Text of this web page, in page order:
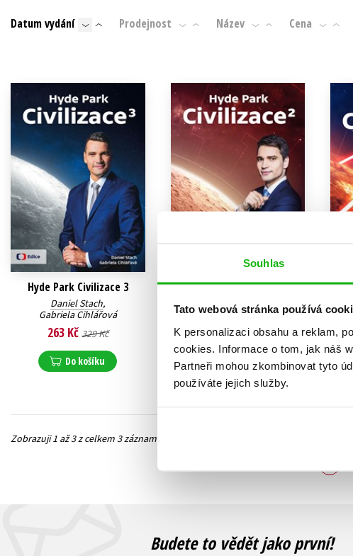
Souhlas
Tato webová stránka používá
K personalizaci obsahu a reklam,
cookies. Informace o tom, jak náš
Partneři mohou zkombinovat tyto
používáte jejich služby.
Beletrie pro děti
Byznys a ekonomie
Jazyky
Komiks
Datum vydání Prodejnost Název Cena
Hyde Park Civilizace 3
Daniel Stach,
Gabriela Cihlářová
263 Kč 329 Kč
Do košíku
Hyde Park Civilizace 2
Daniel Stach
Gabriela Cihlářová
215 Kč269 Kč
Do košíku
Zobrazuji 1 až 3 z celkem 3 záznamů
Budete to vědět jako první!